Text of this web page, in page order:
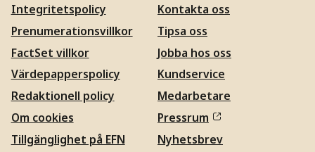
Integritetspolicy
Prenumerationsvillkor
FactSet villkor
Värdepapperspolicy
Redaktionell policy
Om cookies
Tillgänglighet på EFN
Kontakta oss
Tipsa oss
Jobba hos oss
Kundservice
Medarbetare
Pressrum
Nyhetsbrev